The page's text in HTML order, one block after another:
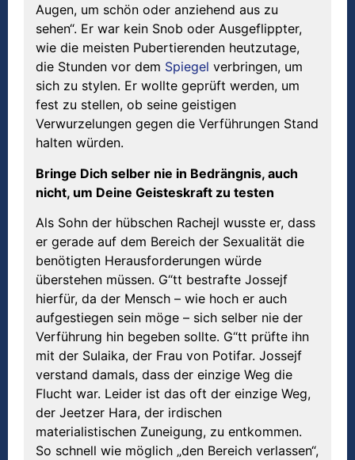
Augen, um schön oder anziehend aus zu
sehen“. Er war kein Snob oder Ausgeflippter,
wie die meisten Pubertierenden heutzutage,
die Stunden vor dem Spiegel verbringen, um
sich zu stylen. Er wollte geprüft werden, um
fest zu stellen, ob seine geistigen
Verwurzelungen gegen die Verführungen Stand
halten würden.
Bringe Dich selber nie in Bedrängnis, auch
nicht, um Deine Geisteskraft zu testen
Als Sohn der hübschen Rachejl wusste er, dass
er gerade auf dem Bereich der Sexualität die
benötigten Herausforderungen würde
überstehen müssen. G“tt bestrafte Jossejf
hierfür, da der Mensch – wie hoch er auch
aufgestiegen sein möge – sich selber nie der
Verführung hin begeben sollte. G“tt prüfte ihn
mit der Sulaika, der Frau von Potifar. Jossejf
verstand damals, dass der einzige Weg die
Flucht war. Leider ist das oft der einzige Weg,
der Jeetzer Hara, der irdischen
materialistischen Zuneigung, zu entkommen.
So schnell wie möglich „den Bereich verlassen“,